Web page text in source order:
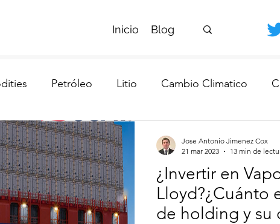
Inicio Blog
Petróleo Litio Cambio Climatico
Bancos Chilenos
¿Invertir en
Lloyd?¿Cuánto
de holding y su
Jose Antonio Jimenez Cox
21 mar 2023
13 min de